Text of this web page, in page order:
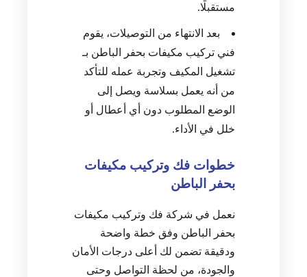
مستقبلًا.
بعد الانتهاء من التوصيلات، يقوم
فني تركيب مكيفات بحفر الباطن بـ
تشغيل المكيف وتجربة عمله للتأكد
من أنه يعمل بسلاسة ويصل إلى
الوضع المطلوب دون أي أعطال أو
خلل في الأداء.
خطوات فك وتركيب مكيفات
بحفر الباطن
نعمل في شركة فك وتركيب مكيفات
بحفر الباطن وفق خطة واضحة
ودقيقة تضمن لك أعلى درجات الأمان
والجودة، من لحظة التواصل وحتى